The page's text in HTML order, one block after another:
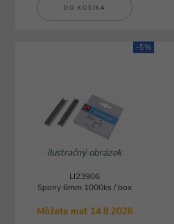
DO KOŠÍKA
-5%
ilustračný obrázok
LI23906
Spony 6mm 1000ks / box
Môžete mať 14.8.2026